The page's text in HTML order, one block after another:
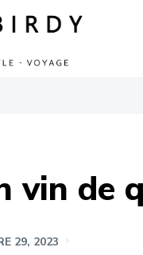
vin de
29, 2023